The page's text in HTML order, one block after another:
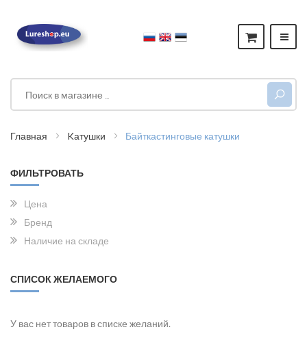
Главная Kатушки Байткастинговые катушки
ФИЛЬТРОВАТЬ
Цена
Бренд
Наличие на складе
СПИСОК ЖЕЛАЕМОГО
У вас нет товаров в списке желаний.